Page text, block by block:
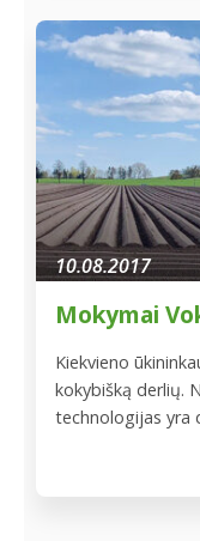
Lapkričio 17 d.
Vereinigte
Lietuva“
10.08.2017
Mokymai
Kiekvieno
kokybišką derlių.
technologijas yra
Kiekvieno